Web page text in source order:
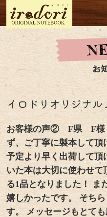
お
イロドリオリジナ
お客様の声② F県 F様
ず、ご丁寧に製本して
予定より早く出荷して
いた本は大切に使わせ
る1品となりました！ま
嬉しかったです。 そち
す。 メッセージもとて